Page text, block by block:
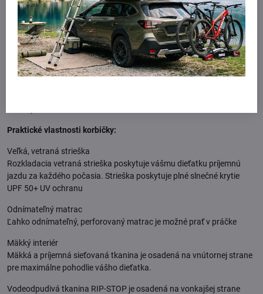
Technické údaje:
Predné koleso: 16"
Zadné koleso: 12"
Maximálna váha dieťatka: 22 kg
Maximálna nosnosť kočiara: 34 kg
Praktické vlastnosti korbičky:
Veľká, vetraná strieška
Rozkladacia vetraná strieška poskytuje vášmu dieťatku príjemnú
jazdu za každého počasia. Strieška poskytuje plné slnečné krytie
UPF 50+ UV ochranu
Odnímateľný matrac
Ľahko odnímateľný, perforovaný matrac je možné prať v práčke
Mäkký interiér
Mäkká a príjemná sieťovaná tkanina je osadená na vnútornej strane
pre maximálne pohodlie vášho dieťatka.
Vodeodpudivá tkanina RIP-STOP je osadená na vonkajšej strane